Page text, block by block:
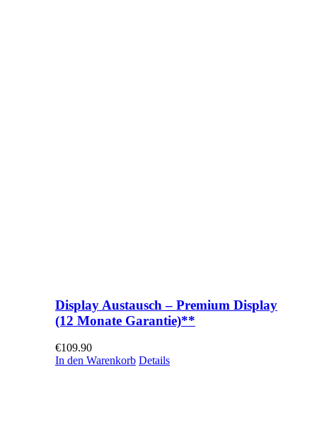
Display Austausch – Premium Display
(12 Monate Garantie)**
€109.90
In den Warenkorb Details